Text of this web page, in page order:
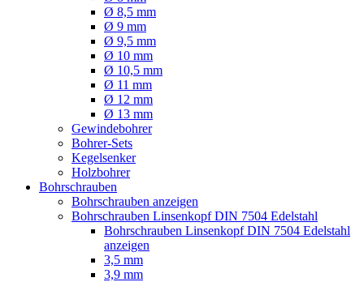
Ø 8,5 mm
Ø 9 mm
Ø 9,5 mm
Ø 10 mm
Ø 10,5 mm
Ø 11 mm
Ø 12 mm
Ø 13 mm
Gewindebohrer
Bohrer-Sets
Kegelsenker
Holzbohrer
Bohrschrauben
Bohrschrauben anzeigen
Bohrschrauben Linsenkopf DIN 7504 Edelstahl
Bohrschrauben Linsenkopf DIN 7504 Edelstahl
anzeigen
3,5 mm
3,9 mm